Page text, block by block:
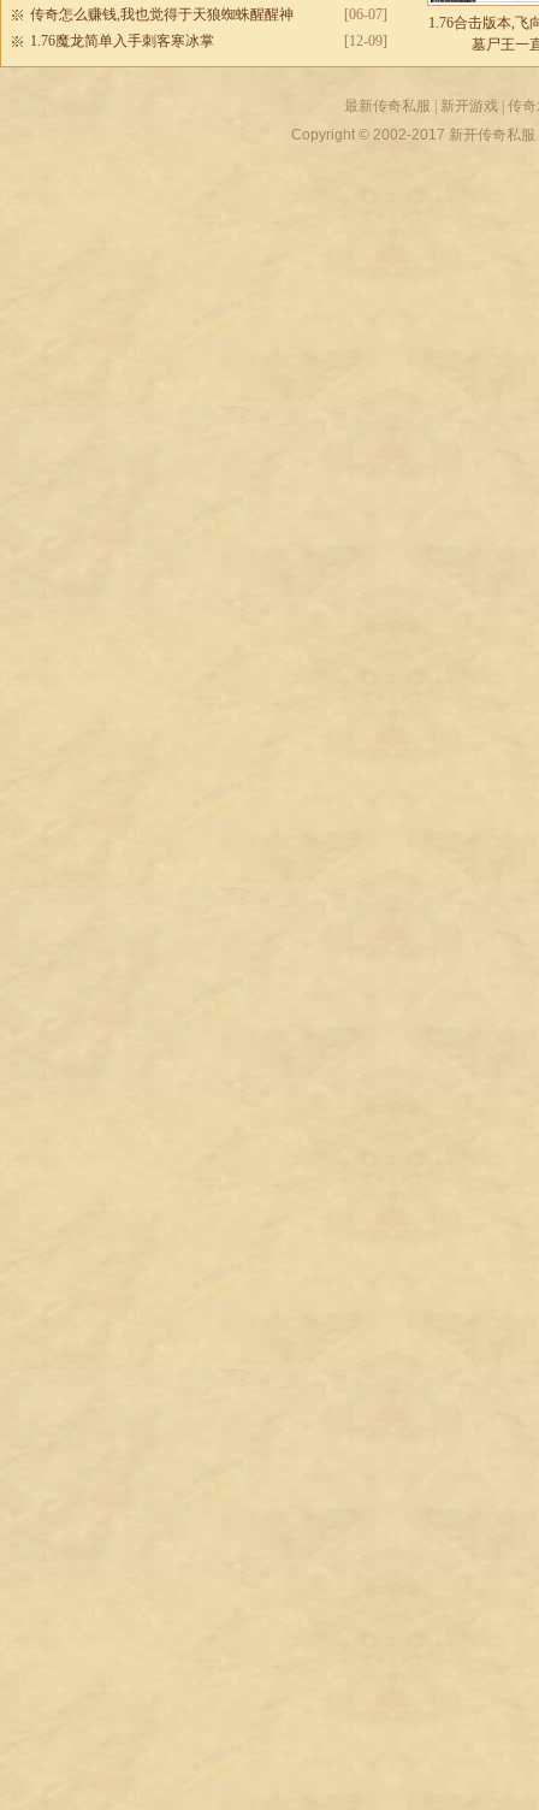
[06-07]
传奇怎么赚钱,我也觉得于天狼蜘蛛醒醒神
[12-09]
1.76魔龙简单入手刺客寒冰掌
1.76合击版本,飞
墓尸王一
最新传奇私服 新开游戏 传
Copyright © 2002-2017 新开传奇私服